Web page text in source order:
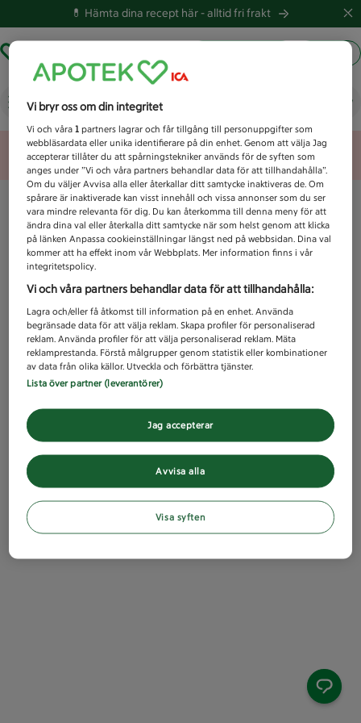
💊 Hämta dina recept här -alltid fri frakt
Vad letar du efter idag?
Unknown error
Vi bryr oss om din integritet
Vi och våra1 partners lagrar och får tillgång till personuppgifter som
webbläsardata eller unika identifierare på din enhet. Genom att välja Jag
accepterar tillåter du att spårningstekniker används för de syften som
anges under ”Vi och våra partners behandlar data för att tillhandahålla”.
Om du väljer Avvisa alla eller återkallar ditt samtycke inaktiveras de. Om
spårare är inaktiverade kan visst innehåll och vissa annonser som du ser
vara mindre relevanta för dig. Du kan återkomma till denna meny för att
ändra dina val eller återkalla ditt samtycke när som helst genom att klicka
på länken Anpassa cookieinställningar längst ned på webbsidan. Dina val
kommer att ha effekt inom vår Webbplats. Mer information finns i vår
integritetspolicy.
Vi och våra partners behandlar data för att tillhandahålla:
Lagra och/eller få åtkomst till information på en enhet. Använda
begränsade data för att välja reklam. Skapa profiler för personaliserad
reklam. Använda profiler för att välja personaliserad reklam. Mäta
reklamprestanda. Förstå målgrupper genom statistik eller kombinationer
av data från olika källor. Utveckla och förbättra tjänster.
Lista över partner (leverantörer)
Avvisa alla
Jag accepterar
Visa syften